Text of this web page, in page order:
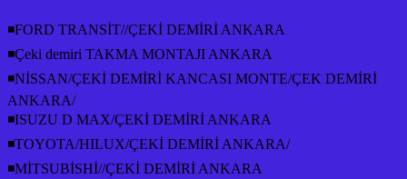
◾FORD TRANSİT//ÇEKİ DEMİRİ ANKARA
◾Çeki demiri TAKMA MONTAJI ANKARA
◾NİSSAN/ÇEKİ DEMİRİ KANCASI MONTE/ÇEK DEMİRİ
ANKARA/
◾ISUZU D MAX/ÇEKİ DEMİRİ ANKARA
◾TOYOTA/HILUX/ÇEKİ DEMİRİ ANKARA/
◾MİTSUBİSHİ//ÇEKİ DEMİRİ ANKARA